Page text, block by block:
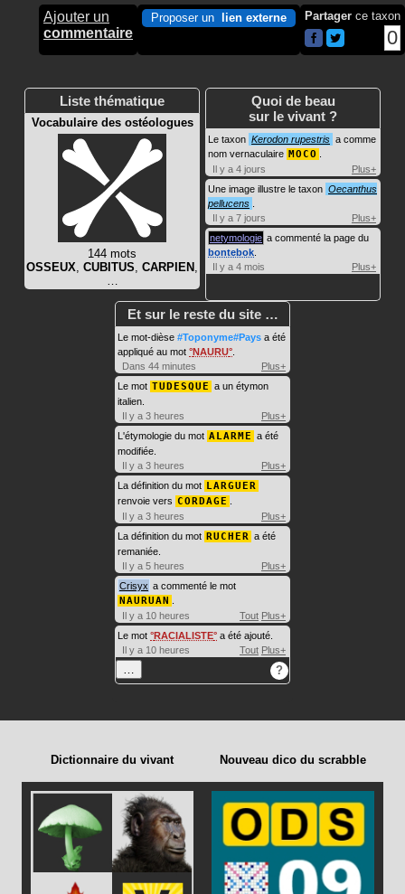
Ajouter un
commentaire
Proposer un lien externe Partager ce taxon
0
Liste thématique
Vocabulaire des ostéologues
144 mots
OSSEUX, CUBITUS, CARPIEN ,
…
Quoi de beau
sur le vivant ?
Le taxon Kerodon rupestris a comme
nom vernaculaire MOCO
Il y a 4 jours
Plus+
Une image illustre le taxon Oecanthus
pellucens
Il y a 7 jours
Plus+
netymologie a commenté la page du
bontebok
Il y a 4 mois
Plus+
Et sur le reste du site …
Le mot-dièse #Toponyme#Pays a été
appliqué au mot NAURU
Dans 44 minutes
Plus+
Le mot TUDESQUE a un étymon
italien.
Il y a 3 heures
Plus+
L'étymologie du mot ALARME a été
modifiée.
Il y a 3 heures
Plus+
La définition du mot LARGUER
renvoie vers CORDAGE
Il y a 3 heures
Plus+
La définition du mot RUCHER a été
remaniée.
Il y a 5 heures
Plus+
Crisyx a commenté le mot
NAURUAN
Il y a 10 heures
Tout Plus+
Le mot RACIALISTE a été ajouté.
Il y a 10 heures
Tout Plus+
… ?
Dictionnaire du vivant Nouveau dico du scrabble